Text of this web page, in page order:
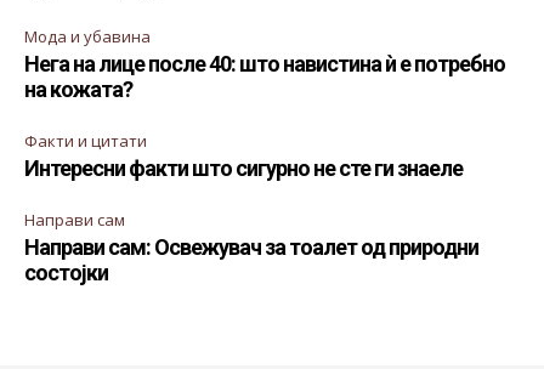
Мода и убавина
Нега на лице после 40: што навистина ѝ е потребно
на кожата?
Факти и цитати
Интересни факти што сигурно не сте ги знаеле
Направи сам
Направи сам: Освежувач за тоалет од природни
состојки